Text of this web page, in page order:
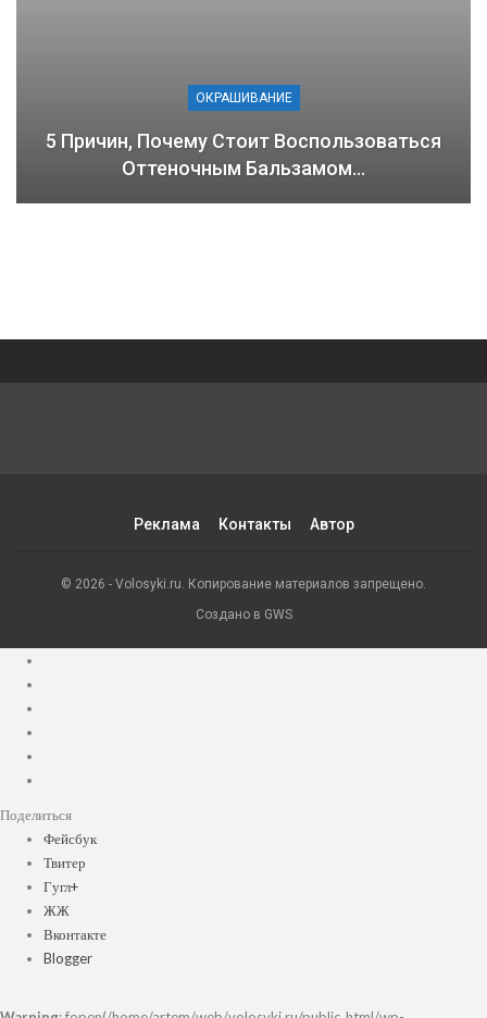
ОКРАШИВАНИЕ
5 Причин, Почему Стоит Воспользоваться
Оттеночным Бальзамом…
Реклама Контакты Автор
© 2026 - Volosyki.ru. Копирование материалов запрещено.
Создано в GWS
Поделиться
Фейсбук
Твитер
Гугл+
ЖЖ
Вконтакте
Blogger